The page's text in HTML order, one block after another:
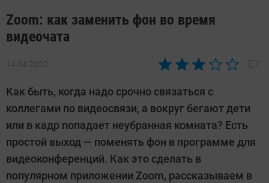
Zoom: как заменить фон во время
видеочата
14.04.2022
Автор:
Дмитриева
Как быть, когда надо срочно связаться с
коллегами по видеосвязи, а вокруг бегают дети
или в кадр попадает неубранная комната? Есть
простой выход — поменять фон в программе для
видеоконференций. Как это сделать в
популярном приложении Zoom, рассказываем в